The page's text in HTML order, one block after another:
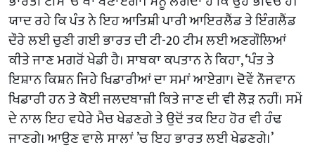
ਯਾਦ ਰਹੇ ਕਿ ਪੰਤ ਨੇ ਇਹ ਆਤਿਸ਼ੀ ਪਾਰੀ ਆਇਰਲੈਂਡ ਤੇ ਇੰਗਲੈਂਡ
ਦੌਰੇ ਲਈ ਚੁਣੀ ਗਈ ਭਾਰਤ ਦੀ ਟੀ-20 ਟੀਮ ਲਈ ਅਣਗੌਲਿਆਂ
ਕੀਤੇ ਜਾਣ ਮਗਰੋਂ ਖੇਡੀ ਹੈ। ਸਾਬਕਾ ਕਪਤਾਨ ਨੇ ਕਿਹਾ, ‘ਪੰਤ ਤੇ
ਇਸ਼ਾਨ ਕਿਸ਼ਨ ਜਿਹੇ ਖਿਡਾਰੀਆਂ ਦਾ ਸਮਾਂ ਆਏਗਾ। ਦੋਵੇਂ ਨੌਜਵਾਨ
ਖਿਡਾਰੀ ਹਨ ਤੇ ਕੋਈ ਜਲਦਬਾਜ਼ੀ ਕਿਤੇ ਜਾਣ ਦੀ ਵੀ ਲੋੜ ਨਹੀਂ। ਸਮੇਂ
ਦੇ ਨਾਲ ਇਹ ਵਧੇਰੇ ਮੈਚ ਖੇਡਣਗੇ ਤੇ ਉਦੋਂ ਤਕ ਇਹ ਹੋਰ ਵੀ ਹੰਢ
ਜਾਣਗੇ। ਆਉਣ ਵਾਲੇ ਸਾਲਾਂ ’ਚ ਇਹ ਭਾਰਤ ਲਈ ਖੇਡਣਗੇ।’